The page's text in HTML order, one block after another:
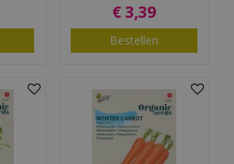
€ 3,39
Bestellen